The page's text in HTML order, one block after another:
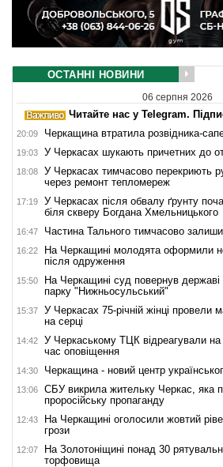
ОСТАННІ НОВИНИ
06 серпня 2026
Читайте нас у Telegram.
20:09 Черкащина втратила розвідника-
19:03 У Черкасах шукають причетних до
18:08
У Черкасах тимчасово перекриють
через ремонт тепломереж
17:19
У Черкасах після обвалу ґрунту
біля скверу Богдана Хмельницького
16:47 Частина Тального тимчасово
16:22
На Черкащині молодята оформили
після одруження
15:50
На Черкащині суд повернув державі
парку "Нижньосульський"
15:37
У Черкасах 75-річній жінці провели
на серці
14:42
У Черкаському ТЦК відреагували на
час оповіщення
14:30 Черкащина - новий центр
13:06
СБУ викрила жительку Черкас, яка
проросійську пропаганду
12:43
На Черкащині оголосили жовтий
грози
12:07
На Золотоніщині понад 30
торфовища